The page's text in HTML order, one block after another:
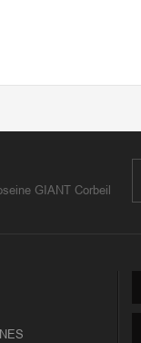
GIANT Corbeil